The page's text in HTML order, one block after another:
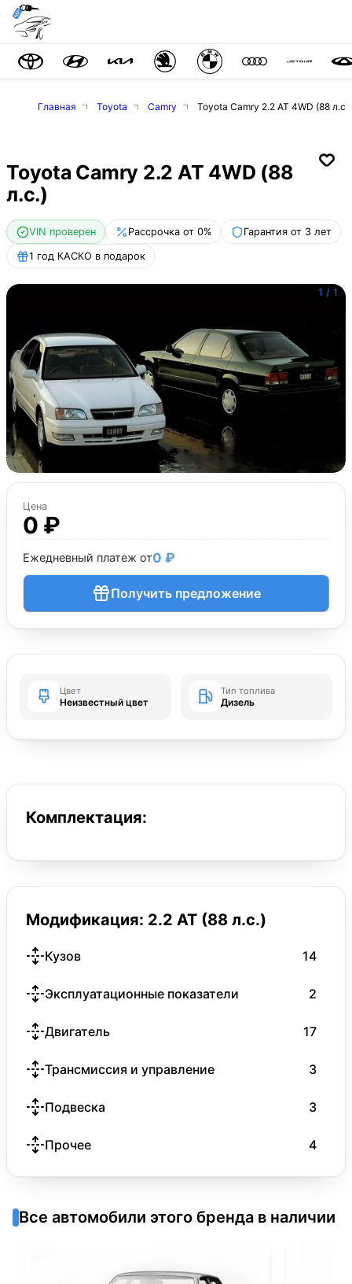
Главная Toyota Camry Toyota Camry 2.2 AT 4WD (88 л.с.)
Toyota Camry 2.2 AT 4WD (88
л.с.)
VIN проверен Рассрочка от 0% Гарантия от 3 лет
1 год КАСКО в подарок
1 / 1
Цена
0 ₽
Ежедневный платеж от0 ₽
Получить предложение
Цвет
Неизвестный цвет
Тип топлива
Дизель
Комплектация:
Модификация: 2.2 AT (88 л.с.)
Кузов 14
Эксплуатационные показатели 2
Двигатель 17
Трансмиссия и управление 3
Подвеска 3
Прочее 4
Все автомобили этого бренда в наличии